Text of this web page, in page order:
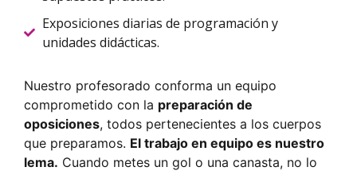
Exposiciones diarias de programación y
unidades didácticas.
Nuestro profesorado conforma un equipo
comprometido con la preparación de
oposiciones, todos pertenecientes a los cuerpos
que preparamos. El trabajo en equipo es nuestro
lema. Cuando metes un gol o una canasta, no lo